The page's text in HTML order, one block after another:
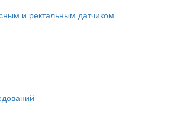
и ректальным датчиком